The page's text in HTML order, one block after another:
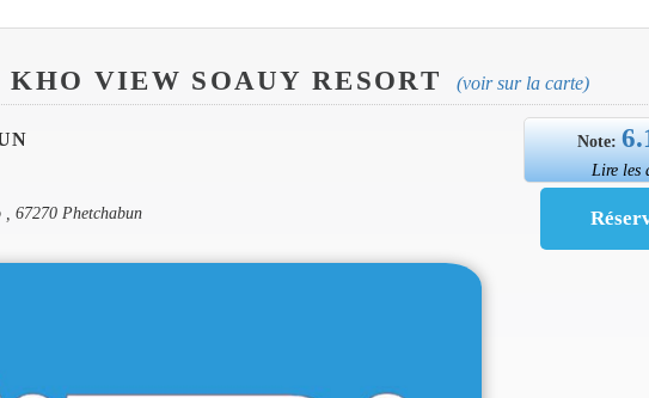
VIEW SOAUY RESORT (voir sur la carte)
67270 Phetchabun
Note:
Lire les